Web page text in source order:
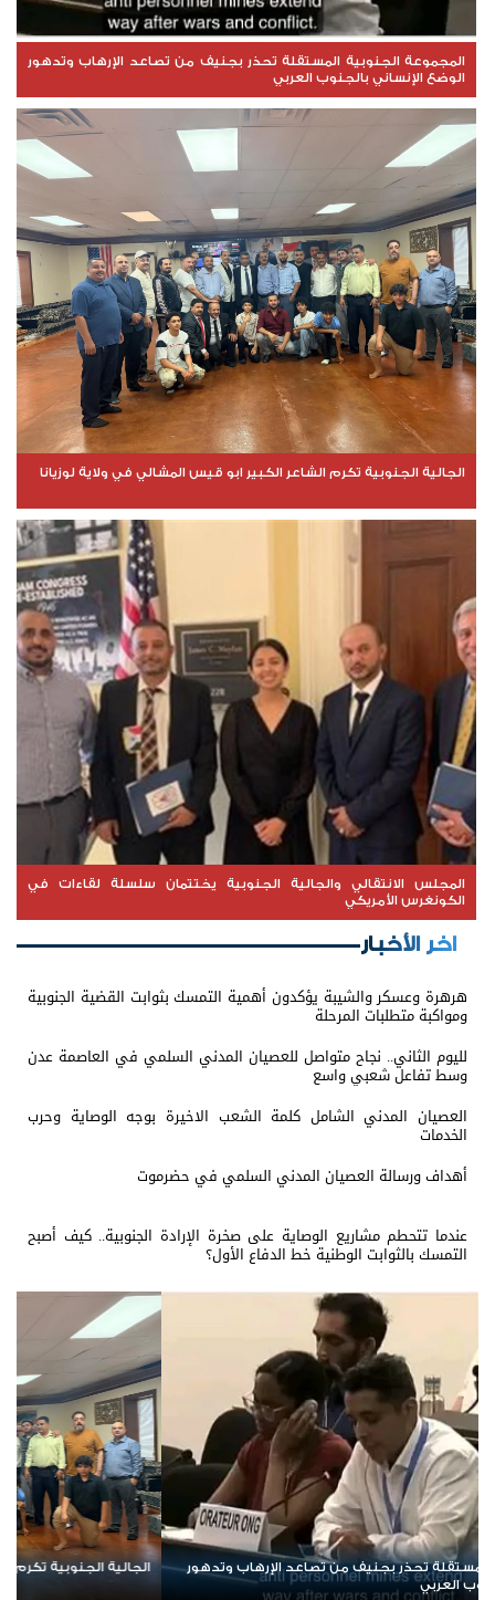
المجموعة الجنوبية المستقلة تحذر بجنيف من تصاعد الإرهاب وتدهور
الوضع الإنساني بالجنوب العربي
الجالية الجنوبية تكرم الشاعر الكبير ابو قيس المشالي في ولاية لوزيانا
المجلس الانتقالي والجالية الجنوبية يختتمان سلسلة لقاءات في
الكونغرس الأمريكي
اخر الأخبار
هرهرة وعسكر والشيبة يؤكدون أهمية التمسك بثوابت القضية الجنوبية
ومواكبة متطلبات المرحلة
لليوم الثاني.. نجاح متواصل للعصيان المدني السلمي في العاصمة عدن
وسط تفاعل شعبي واسع
العصيان المدني الشامل كلمة الشعب الاخيرة بوجه الوصاية وحرب
الخدمات
أهداف ورسالة العصيان المدني السلمي في حضرموت
عندما تتحطم مشاريع الوصاية على صخرة الإرادة الجنوبية.. كيف أصبح
التمسك بالثوابت الوطنية خط الدفاع الأول؟
الجالية الجنوبية تكرم الشاعر الكبير ابو قيس المشالي في ولاية لوزيانا